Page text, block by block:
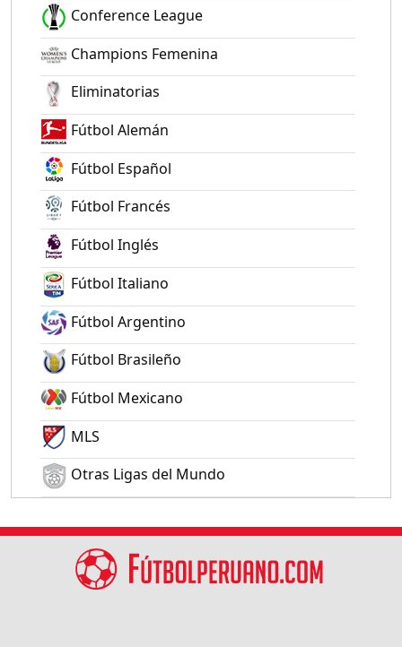
Conference League
Champions Femenina
Eliminatorias
Fútbol Alemán
Fútbol Español
Fútbol Francés
Fútbol Inglés
Fútbol Italiano
Fútbol Argentino
Fútbol Brasileño
Fútbol Mexicano
MLS
Otras Ligas del Mundo